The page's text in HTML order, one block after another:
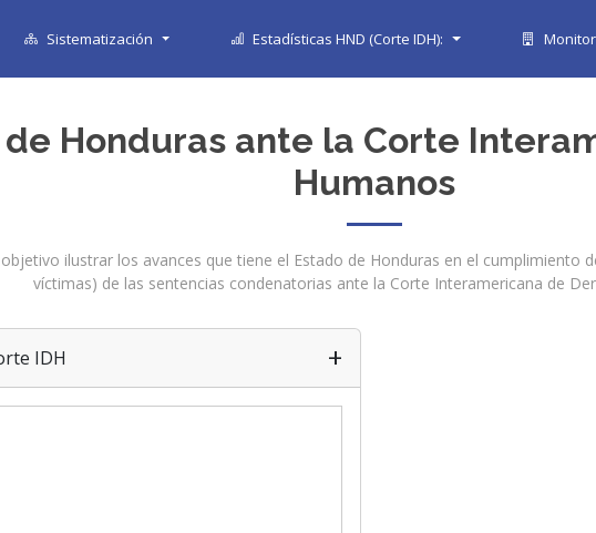
Sistematización Estadísticas HND (Corte IDH):
Honduras ante la Corte
Humanos
ilustrar los avances que tiene el Estado de Honduras en el cumplimiento
víctimas) de las sentencias condenatorias ante la Corte Interamericana de
IDH +